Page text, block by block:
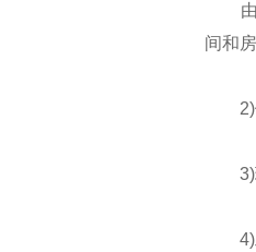
由于
间和
2)健
3)理
4)工